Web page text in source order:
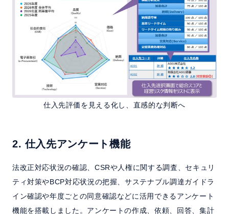
仕入先評価を見える化し、直感的な判断へ
2. 仕入先アンケート機能
法改正対応状況の確認、CSRや人権に関する調査、セキュリ
ティ対策やBCP対応状況の把握、サステナブル調達ガイドラ
イン確認や年度ごとの同意確認などに活用できるアンケート
機能を搭載しました。アンケートの作成、依頼、回答、集計